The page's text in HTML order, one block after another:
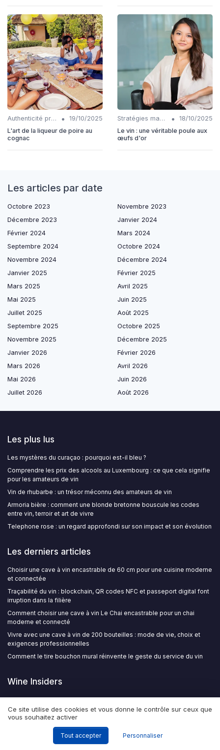
Authenticité produits •
19/10/2025
L'art de la liqueur de poire au
cognac
Stratégies marketing •
18/10/2025
Le vin : une véritable poule aux
œufs d'or
Les articles par date
Octobre 2023
Novembre 2023
Décembre 2023
Janvier 2024
Février 2024
Mars 2024
Septembre 2024
Octobre 2024
Novembre 2024
Décembre 2024
Janvier 2025
Février 2025
Mars 2025
Avril 2025
Mai 2025
Juin 2025
Juillet 2025
Août 2025
Septembre 2025
Octobre 2025
Novembre 2025
Décembre 2025
Janvier 2026
Février 2026
Mars 2026
Avril 2026
Mai 2026
Juin 2026
Juillet 2026
Août 2026
Les plus lus
Les mystères du curaçao : pourquoi est-il bleu ?
Comprendre les prix des alcools au Luxembourg : ce que cela signifie
pour les amateurs de vin
Vin de rhubarbe : un trésor méconnu des amateurs de vin
Armoria bière : comment une blonde bretonne bouscule les codes
entre vin, terroir et art de vivre
Telephone rose : un regard approfondi sur son impact et son évolution
Les derniers articles
Choisir une cave à vin encastrable de 60 cm pour une cuisine moderne
et connectée
Traçabilité du vin : blockchain, QR codes NFC et passeport digital font
irruption dans la filière
Comment choisir une cave à vin Le Chai encastrable pour un chai
moderne et connecté
Vivre avec une cave à vin de 200 bouteilles : mode de vie, choix et
exigences professionnelles
Comment le tire bouchon mural réinvente le geste du service du vin
Wine Insiders
Ce site utilise des cookies et vous donne le contrôle sur ceux que
vous souhaitez activer
Tout accepter Personnaliser